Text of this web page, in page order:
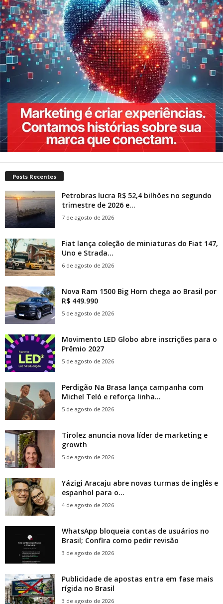
Posts Recentes
Petrobras lucra R$ 52,4 bilhões no segundo
trimestre de 2026 e...
7 de agosto de 2026
Fiat lança coleção de miniaturas do Fiat 147,
Uno e Strada...
6 de agosto de 2026
Nova Ram 1500 Big Horn chega ao Brasil por
R$ 449.990
5 de agosto de 2026
Movimento LED Globo abre inscrições para o
Prêmio 2027
5 de agosto de 2026
Perdigão Na Brasa lança campanha com
Michel Teló e reforça linha...
5 de agosto de 2026
Tirolez anuncia nova líder de marketing e
growth
5 de agosto de 2026
Yázigi Aracaju abre novas turmas de inglês e
espanhol para o...
4 de agosto de 2026
WhatsApp bloqueia contas de usuários no
Brasil; Confira como pedir revisão
3 de agosto de 2026
Publicidade de apostas entra em fase mais
rígida no Brasil
3 de agosto de 2026